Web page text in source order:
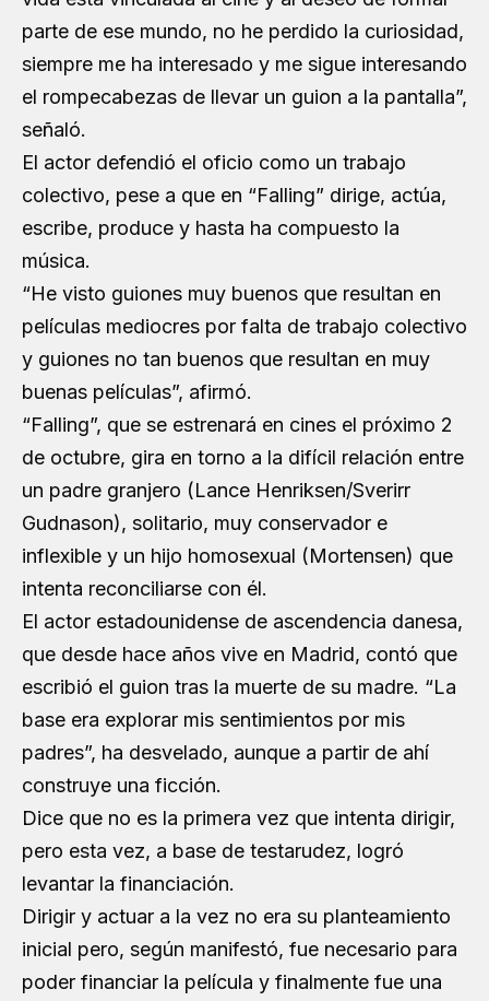
parte de ese mundo, no he perdido la curiosidad,
siempre me ha interesado y me sigue interesando
el rompecabezas de llevar un guion a la pantalla”,
señaló.
El actor defendió el oficio como un trabajo
colectivo, pese a que en “Falling” dirige, actúa,
escribe, produce y hasta ha compuesto la
música.
“He visto guiones muy buenos que resultan en
películas mediocres por falta de trabajo colectivo
y guiones no tan buenos que resultan en muy
buenas películas”, afirmó.
“Falling”, que se estrenará en cines el próximo 2
de octubre, gira en torno a la difícil relación entre
un padre granjero (Lance Henriksen/Sverirr
Gudnason), solitario, muy conservador e
inflexible y un hijo homosexual (Mortensen) que
intenta reconciliarse con él.
El actor estadounidense de ascendencia danesa,
que desde hace años vive en Madrid, contó que
escribió el guion tras la muerte de su madre. “La
base era explorar mis sentimientos por mis
padres”, ha desvelado, aunque a partir de ahí
construye una ficción.
Dice que no es la primera vez que intenta dirigir,
pero esta vez, a base de testarudez, logró
levantar la financiación.
Dirigir y actuar a la vez no era su planteamiento
inicial pero, según manifestó, fue necesario para
poder financiar la película y finalmente fue una